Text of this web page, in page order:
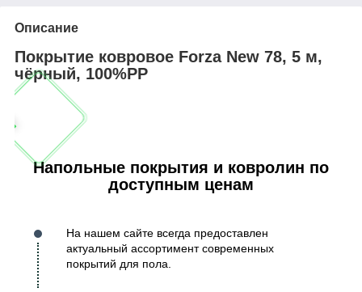
Описание
Покрытие ковровое Forza New 78, 5 м,
чёрный, 100%РР
Напольные покрытия и ковролин по
доступным ценам
На нашем сайте всегда предоставлен
актуальный ассортимент современных
покрытий для пола.